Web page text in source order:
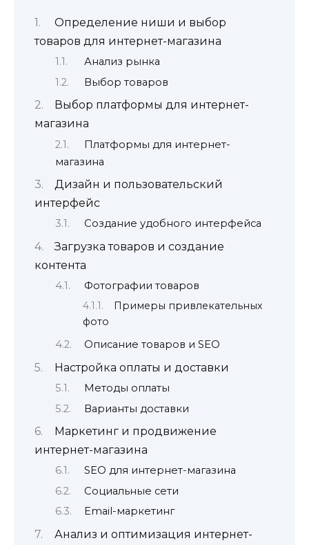
Определение ниши и выбор
товаров для интернет-магазина
Анализ рынка
Выбор товаров
Выбор платформы для интернет-
магазина
Платформы для интернет-
магазина
Дизайн и пользовательский
интерфейс
Создание удобного интерфейса
Загрузка товаров и создание
контента
Фотографии товаров
Примеры привлекательных
фото
Описание товаров и SEO
Настройка оплаты и доставки
Методы оплаты
Варианты доставки
Маркетинг и продвижение
интернет-магазина
SEO для интернет-магазина
Социальные сети
Email-маркетинг
Анализ и оптимизация интернет-